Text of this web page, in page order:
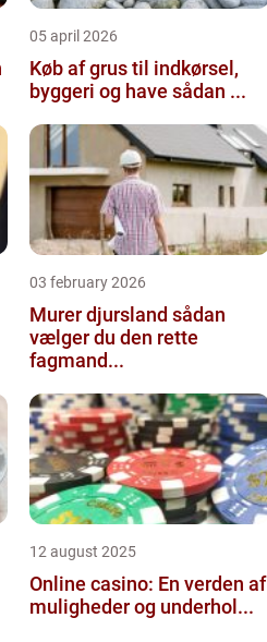
05 april 2026
Køb af grus til indkørsel,
byggeri og have sådan ...
03 february 2026
Murer djursland sådan
vælger du den rette
fagmand...
12 august 2025
Online casino: En verden af
muligheder og underhol...